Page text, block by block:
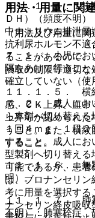
１１．１．４． 抗
ＤＨ）（頻度不明
中ナトリウム排泄量
抗利尿ホルモン不適
ることがあるので
摂取の制限等適切な
１１．１．５． 横
感、ＣＫ上昇、血中
上昇等が認められ
うこと。また、横
すること。
１１．１．６． 無
明）。
１１．１．７． 肺
不明）：肺塞栓症、
用法・用量に関
（用法及び用量に関
７．１． 小児にお
隔をあけて行うこと
確立していない（使
７．２． 成人にお
ら本剤へ切り替え
１回４ｍｇ、１日
すること。成人にお
型製剤へ切り替える
可能であるが、患者
は、ブロナンセリ
考に用量を選択する
ナンセリン経皮吸収